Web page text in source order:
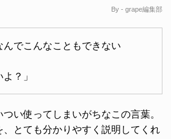
By - grape編集部
んでこんなこともできない
？」
い使ってしまいがちなこの言葉。
、とても分かりやすく説明してくれ